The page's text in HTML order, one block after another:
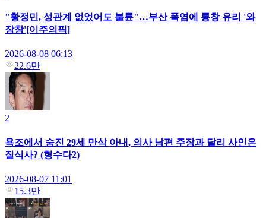
"황정민, 성관계 없었어도 불륜"…부산 폭염에 통창 유리 '와
장창'[이주의픽]
2026-08-08 06:13
22.6만
2
욕조에서 숨진 29세 만삭 아내, 의사 남편 주장과 달리 사인은
질식사? (형수다2)
2026-08-07 11:01
15.3만